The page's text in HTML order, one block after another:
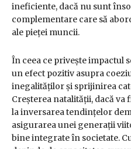
ineficiente, dacă nu sunt
complementare care să
ale pieței muncii.
În ceea ce privește impactul
un efect pozitiv asupra
inegalităților și sprijinirea
Creșterea natalității, dacă
la inversarea tendințelor
asigurarea unei generații
bine integrate în societate.